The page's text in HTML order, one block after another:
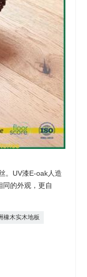
。UV漆E-oak人造
同的外观，更自
橡木实木地板